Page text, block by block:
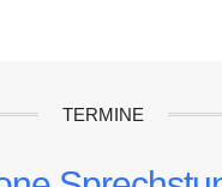
TERMINE